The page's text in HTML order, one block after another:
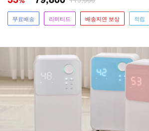
무료배송 리미티드 배송지연 보상 적립